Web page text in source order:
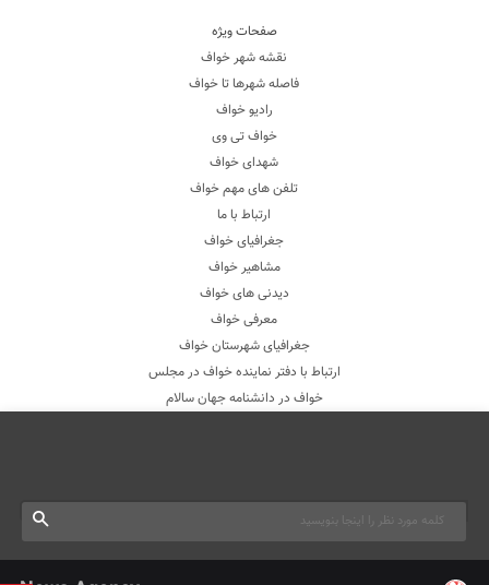
صفحات ویژه
نقشه شهر خواف
فاصله شهرها تا خواف
رادیو خواف
خواف تی وی
شهدای خواف
تلفن های مهم خواف
ارتباط با ما
جغرافیای خواف
مشاهیر خواف
دیدنی های خواف
معرفی خواف
جغرافیای شهرستان خواف
ارتباط با دفتر نماینده خواف در مجلس
خواف در دانشنامه جهان سالام